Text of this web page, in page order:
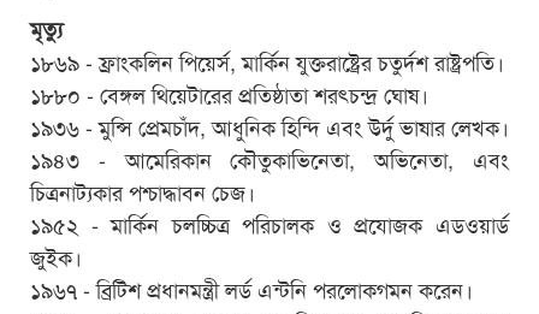
মৃত্যু
১৮৬৯ - ফ্রাংকলিন পিয়ের্স, মার্কিন যুক্তরাষ্ট্রের চতুর্দশ রাষ্ট্রপতি।
১৮৮০ - বেঙ্গল থিয়েটারের প্রতিষ্ঠাতা শরৎচন্দ্র ঘোষ।
১৯৩৬ - মুন্সি প্রেমচাঁদ, আধুনিক হিন্দি এবং উর্দু ভাষার লেখক।
১৯৪৩ - আমেরিকান কৌতুকাভিনেতা, অভিনেতা, এবং
চিত্রনাট্যকার পশ্চাদ্ধাবন চেজ।
১৯৫২ - মার্কিন চলচ্চিত্র পরিচালক ও প্রযোজক এডওয়ার্ড
জুইক।
১৯৬৭ - ব্রিটিশ প্রধানমন্ত্রী লর্ড এন্টনি পরলোকগমন করেন।